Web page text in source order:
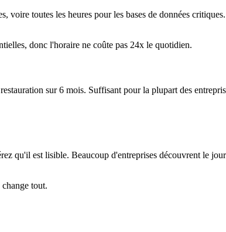
toutes les heures pour les bases de données
donc l'horaire ne coûte pas 24x le quotidien.
sur 6 mois. Suffisant pour la plupart des
qu'il est lisible. Beaucoup d'entreprises découvrent le
tout.